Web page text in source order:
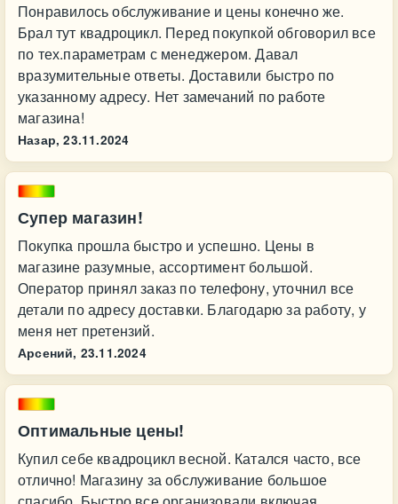
Понравилось обслуживание и цены конечно же.
Брал тут квадроцикл. Перед покупкой обговорил все
по тех.параметрам с менеджером. Давал
вразумительные ответы. Доставили быстро по
указанному адресу. Нет замечаний по работе
магазина!
Назар, 23.11.2024
Супер магазин!
Покупка прошла быстро и успешно. Цены в
магазине разумные, ассортимент большой.
Оператор принял заказ по телефону, уточнил все
детали по адресу доставки. Благодарю за работу, у
меня нет претензий.
Арсений, 23.11.2024
Оптимальные цены!
Купил себе квадроцикл весной. Катался часто, все
отлично! Магазину за обслуживание большое